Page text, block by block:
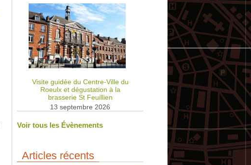
Visite guidée du Centre-Ville du
Roeulx et dégustation à la
brasserie St Feuillien
13 septembre 2026
Voir tous les Évènements
Articles récents